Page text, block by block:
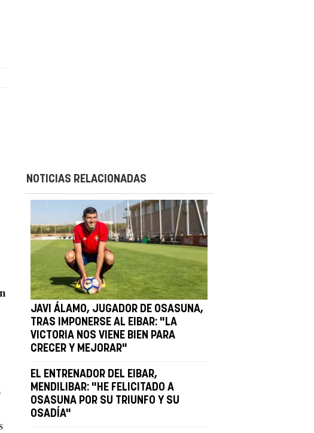
NOTICIAS RELACIONADAS
JAVI ÁLAMO, JUGADOR DE OSASUNA,
TRAS IMPONERSE AL EIBAR: "LA
VICTORIA NOS VIENE BIEN PARA
CRECER Y MEJORAR"
EL ENTRENADOR DEL EIBAR,
MENDILIBAR: "HE FELICITADO A
OSASUNA POR SU TRIUNFO Y SU
OSADÍA"